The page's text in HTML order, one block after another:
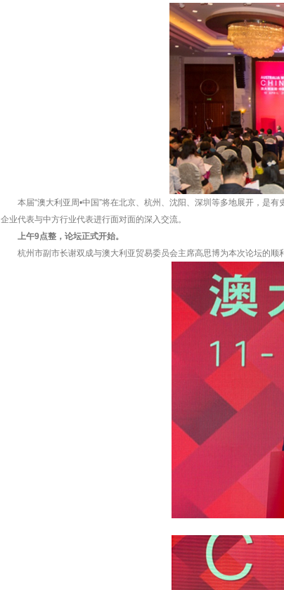
本届“澳大利亚周•中国”将在北京、杭州、沈阳、深圳等多地展开，是
企业代表与中方行业代表进行面对面的深入交流。
上午9点整，论坛正式开始。
杭州市副市长谢双成与澳大利亚贸易委员会主席高思博为本次论坛的顺